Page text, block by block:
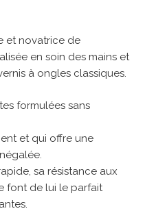
et novatrice de
en soin des mains et
à ongles classiques.
formulées sans
et qui offre une
sa résistance aux
font de lui le parfait